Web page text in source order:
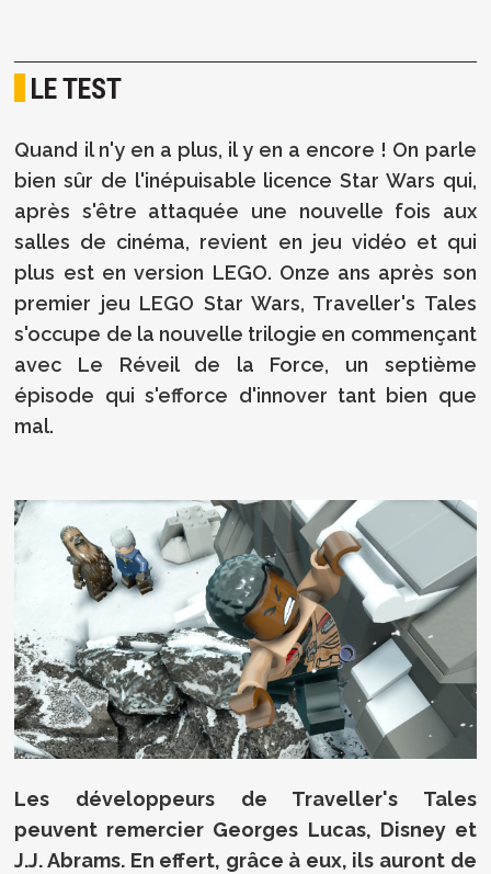
LE TEST
Quand il n'y en a plus, il y en a encore ! On parle
bien sûr de l'inépuisable licence Star Wars qui,
après s'être attaquée une nouvelle fois aux
salles de cinéma, revient en jeu vidéo et qui
plus est en version LEGO. Onze ans après son
premier jeu LEGO Star Wars, Traveller's Tales
s'occupe de la nouvelle trilogie en commençant
avec Le Réveil de la Force, un septième
épisode qui s'efforce d'innover tant bien que
mal.
Les développeurs de Traveller's Tales
peuvent remercier Georges Lucas, Disney et
J.J. Abrams. En effert, grâce à eux, ils auront de